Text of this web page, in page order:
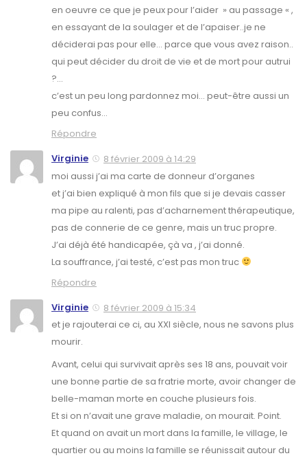
en oeuvre ce que je peux pour l’aider » au passage « ,
en essayant de la soulager et de l’apaiser..je ne
déciderai pas pour elle… parce que vous avez raison..
qui peut décider du droit de vie et de mort pour autrui
?…
c’est un peu long pardonnez moi… peut-être aussi un
peu confus…
Répondre
Virginie
8 février 2009 à 14:29
moi aussi j’ai ma carte de donneur d’organes
et j’ai bien expliqué à mon fils que si je devais casser
ma pipe au ralenti, pas d’acharnement thérapeutique,
pas de connerie de ce genre, mais un truc propre.
J’ai déjà été handicapée, çà va , j’ai donné.
La souffrance, j’ai testé, c’est pas mon truc
Répondre
Virginie
8 février 2009 à 15:34
et je rajouterai ce ci, au XXI siècle, nous ne savons plus
mourir.
Avant, celui qui survivait après ses 18 ans, pouvait voir
une bonne partie de sa fratrie morte, avoir changer de
belle-maman morte en couche plusieurs fois.
Et si on n’avait une grave maladie, on mourait. Point.
Et quand on avait un mort dans la famille, le village, le
quartier ou au moins la famille se réunissait autour du